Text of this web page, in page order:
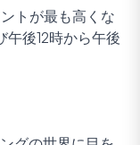
トが最も高くな
午後12時から午後